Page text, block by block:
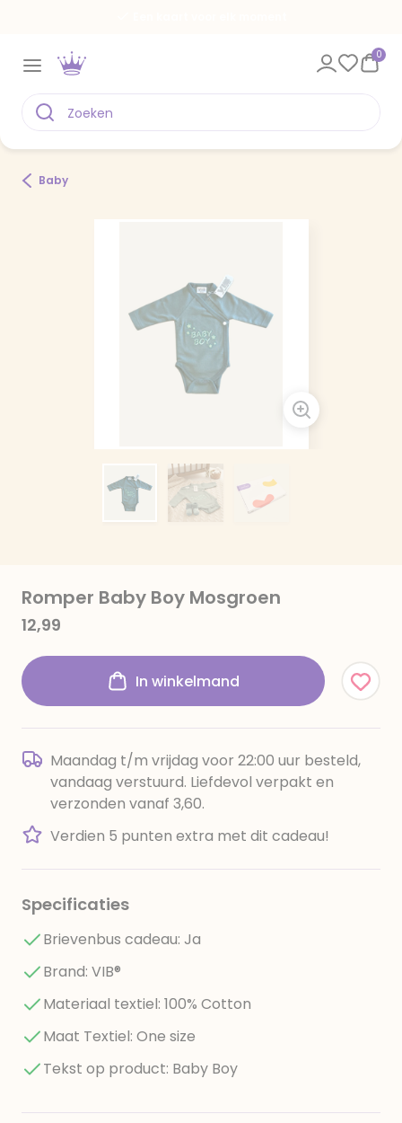
0
Baby
Romper Baby Boy Mosgroen
12,99
In winkelmand
Maandag t/m vrijdag voor 22:00 uur besteld,
vandaag verstuurd. Liefdevol verpakt en
verzonden vanaf 3,60.
Verdien 5 punten extra met dit cadeau!
Specificaties
Brievenbus cadeau: Ja
Brand: VIB®
Materiaal textiel: 100% Cotton
Maat Textiel: One size
Tekst op product: Baby Boy